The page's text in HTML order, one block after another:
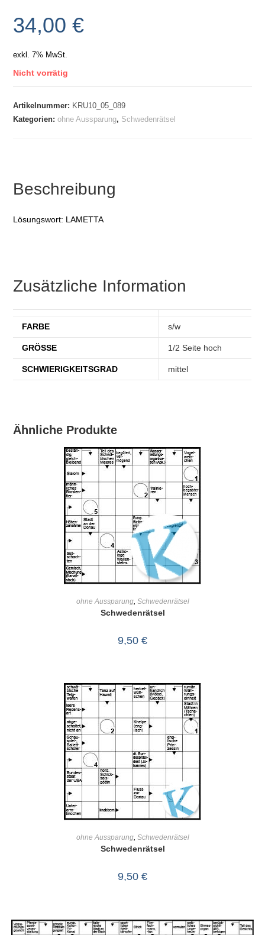
34,00€
exkl. 7% MwSt.
Nicht vorrätig
Artikelnummer: KRU10_05_089
Kategorien:ohne Aussparung, Schwedenrätsel
Beschreibung
Lösungswort: LAMETTA
Zusätzliche Information
FARBE s/w
GRÖSSE 1/2 Seite hoch
SCHWIERIGKEITSGRAD mittel
Ähnliche Produkte
ohne Aussparung, Schwedenrätsel
Schwedenrätsel
9,50 €
ohne Aussparung, Schwedenrätsel
Schwedenrätsel
9,50 €